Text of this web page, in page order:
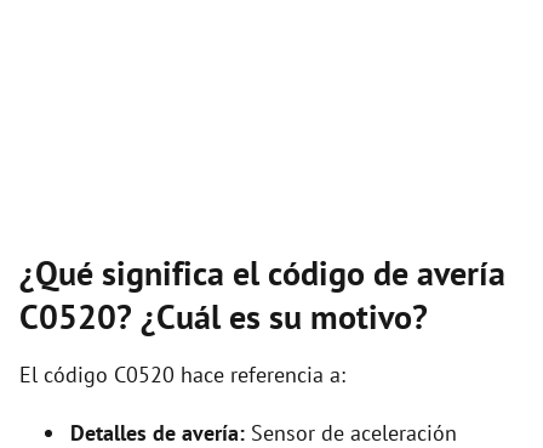
¿Qué significa el código de avería
C0520? ¿Cuál es su motivo?
El código C0520 hace referencia a:
Detalles de avería: Sensor de aceleración